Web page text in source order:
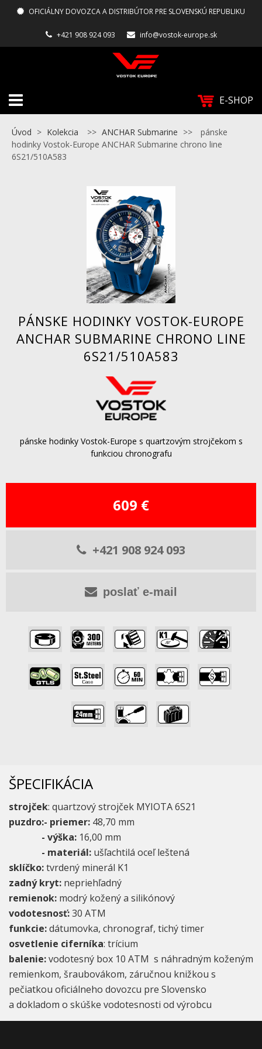
OFICIÁLNY DOVOZCA A DISTRIBÚTOR PRE SLOVENSKÚ REPUBLIKU
+421 908 924 093 info@vostok-europe.sk
E-SHOP
Úvod > Kolekcia >> ANCHAR Submarine >>
pánske
hodinky Vostok-Europe ANCHAR Submarine chrono line
6S21/510A583
PÁNSKE HODINKY VOSTOK-EUROPE
ANCHAR SUBMARINE CHRONO LINE
6S21/510A583
pánske hodinky Vostok-Europe s quartzovým strojčekom s
funkciou chronografu
609 €
+421 908 924 093
poslať e-mail
ŠPECIFIKÁCIA
strojček: quartzový strojček MYIOTA 6S21
puzdro:- priemer: 48,70 mm
- výška: 16,00 mm
- materiál: ušľachtilá oceľ leštená
sklíčko:tvrdený minerál K1
zadný kryt: nepriehľadný
remienok: modrý kožený a silikónový
vodotesnosť:30 ATM
funkcie:dátumovka, chronograf, tichý timer
osvetlenie ciferníka: trícium
balenie:vodotesný box 10 ATM s náhradným koženým
remienkom, šraubovákom, záručnou knižkou s
pečiatkou oficiálneho dovozcu pre Slovensko
a dokladom o skúške vodotesnosti od výrobcu